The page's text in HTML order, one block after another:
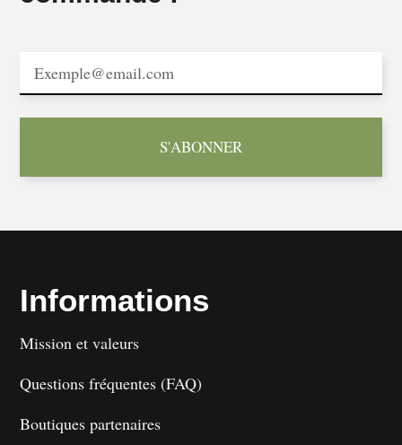
S'ABONNER
Informations
Mission et valeurs
Questions fréquentes (FAQ)
Boutiques partenaires